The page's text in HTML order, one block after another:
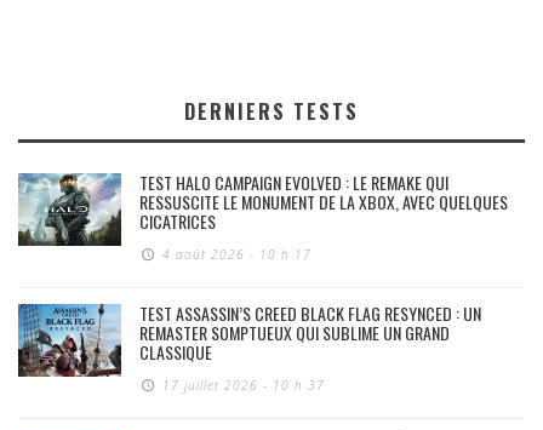
DERNIERS TESTS
TEST HALO CAMPAIGN EVOLVED : LE REMAKE QUI
RESSUSCITE LE MONUMENT DE LA XBOX, AVEC QUELQUES
CICATRICES
4 août 2026 - 10 h 17
TEST ASSASSIN’S CREED BLACK FLAG RESYNCED : UN
REMASTER SOMPTUEUX QUI SUBLIME UN GRAND
CLASSIQUE
17 juillet 2026 - 10 h 37